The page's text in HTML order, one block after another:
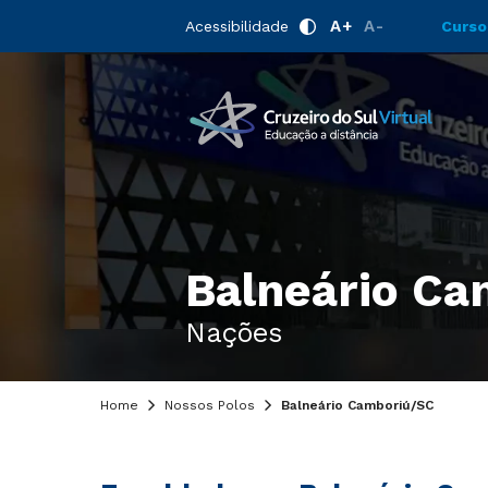
Acessibilidade A+ A-
Balneário
Nações
Home Nossos Polos Balneário Camboriú/SC